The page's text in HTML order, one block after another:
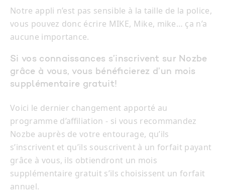
Notre appli n’est pas sensible à la taille de la police,
vous pouvez donc écrire MIKE, Mike, mike… ça n’a
aucune importance.
Si vos connaissances s’inscrivent sur Nozbe
grâce à vous, vous bénéficierez d’un mois
supplémentaire gratuit!
Voici le dernier changement apporté au
programme d’affiliation - si vous recommandez
Nozbe auprès de votre entourage, qu’ils
s’inscrivent et qu’ils souscrivent à un forfait payant
grâce à vous, ils obtiendront un mois
supplémentaire gratuit s’ils choisissent un forfait
annuel.